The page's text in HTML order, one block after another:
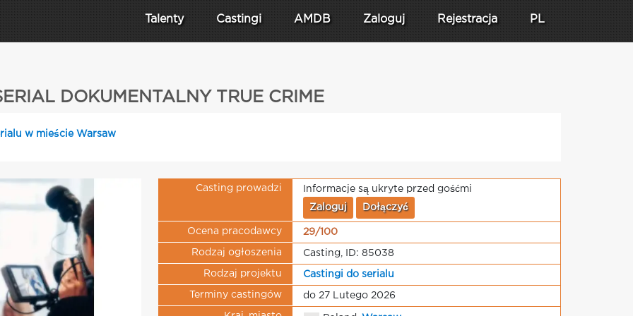
Talenty Castingi AMDB Zaloguj Rejestracja PL
DOKUMENTALNY TRUE CRIME
w mieście Warsaw
Casting prowadzi Informacje są ukryte przed gośćmi
Zaloguj Dołączyć
Ocena pracodawcy 29/100
Rodzaj ogłoszenia Casting, ID: 85038
Rodzaj projektu Castingi do serialu
Terminy castingów do 27 Lutego 2026